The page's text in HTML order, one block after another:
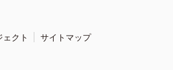
クト サイトマップ